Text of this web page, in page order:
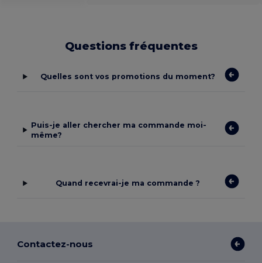
Questions fréquentes
Quelles sont vos promotions du moment?
Puis-je aller chercher ma commande moi-
même?
Quand recevrai-je ma commande ?
Contactez-nous